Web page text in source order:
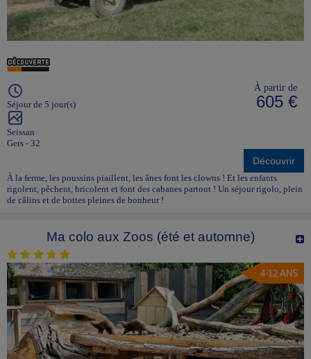
Séjour de 5 jour(s)
Seissan
Gers - 32
À partir de
605 €
Découvrir
À la ferme, les poussins piaillent, les ânes font les clowns ! Et les enfants
rigolent, pêchent, bricolent et font des cabanes partout ! Un séjour rigolo, plein
de câlins et de bottes pleines de bonheur !
Ma colo aux Zoos (été et automne)
4-12 ANS